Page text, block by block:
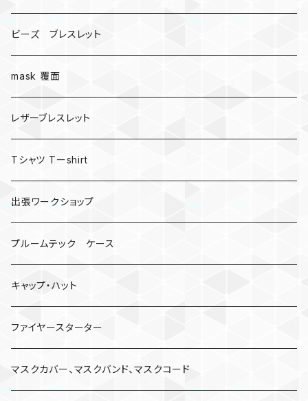
ビーズ ブレスレット
mask 覆面
レザーブレスレット
Tシャツ Tーshirt
出張ワークショップ
プルームテック ケース
キャップ・ハット
ファイヤースターター
マスクカバー、マスクバンド、マスクコード